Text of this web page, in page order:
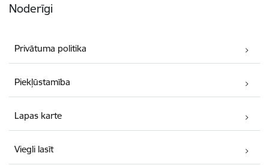
Noderīgi
Privātuma politika
Piekļūstamība
Lapas karte
Viegli lasīt